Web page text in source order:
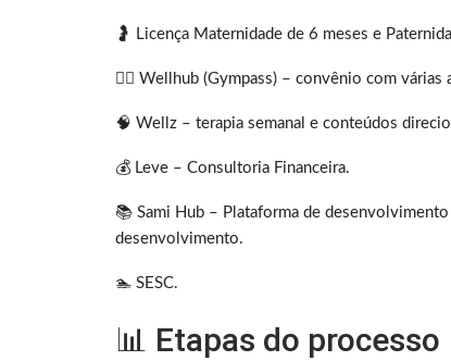
🤰 Licença Maternidade de 6 meses e
🏋️‍♀️ Wellhub (Gympass) – convênio com várias
🧠 Wellz – terapia semanal e conteúdos
💰 Leve – Consultoria Financeira.
📚 Sami Hub – Plataforma de
desenvolvimento.
🏊 SESC.
📊 Etapas do processo